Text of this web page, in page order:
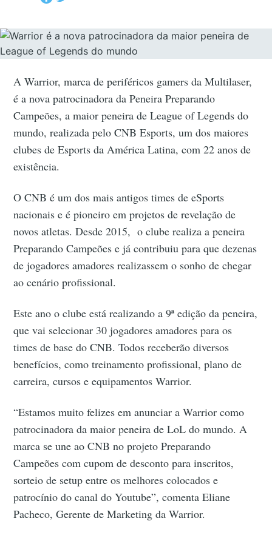
A Warrior, marca de periféricos gamers da Multilaser,
é a nova patrocinadora da Peneira Preparando
Campeões, a maior peneira de League of Legends do
mundo, realizada pelo CNB Esports, um dos maiores
clubes de Esports da América Latina, com 22 anos de
existência.
O CNB é um dos mais antigos times de eSports
nacionais e é pioneiro em projetos de revelação de
novos atletas. Desde 2015, o clube realiza a peneira
Preparando Campeões e já contribuiu para que dezenas
de jogadores amadores realizassem o sonho de chegar
ao cenário profissional.
Este ano o clube está realizando a 9ª edição da peneira,
que vai selecionar 30 jogadores amadores para os
times de base do CNB. Todos receberão diversos
benefícios, como treinamento profissional, plano de
carreira, cursos e equipamentos Warrior.
“Estamos muito felizes em anunciar a Warrior como
patrocinadora da maior peneira de LoL do mundo. A
marca se une ao CNB no projeto Preparando
Campeões com cupom de desconto para inscritos,
sorteio de setup entre os melhores colocados e
patrocínio do canal do Youtube”, comenta Eliane
Pacheco, Gerente de Marketing da Warrior.